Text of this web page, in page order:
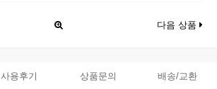
다음 상품
사용후기 상품문의 배송/교환